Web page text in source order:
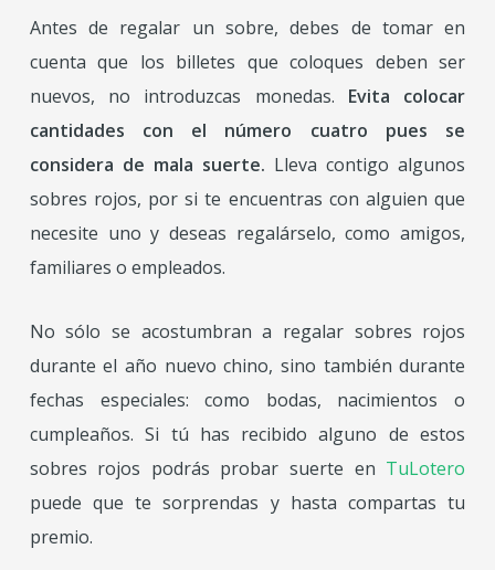
Antes de regalar un sobre, debes de tomar en
cuenta que los billetes que coloques deben ser
nuevos, no introduzcas monedas. Evita colocar
cantidades con el número cuatro pues se
considera de mala suerte. Lleva contigo algunos
sobres rojos, por si te encuentras con alguien que
necesite uno y deseas regalárselo, como amigos,
familiares o empleados.
No sólo se acostumbran a regalar sobres rojos
durante el año nuevo chino, sino también durante
fechas especiales: como bodas, nacimientos o
cumpleaños. Si tú has recibido alguno de estos
sobres rojos podrás probar suerte en TuLotero
puede que te sorprendas y hasta compartas tu
premio.